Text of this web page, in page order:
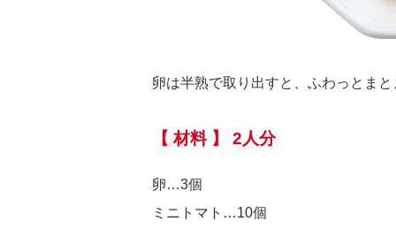
卵は半熟で取り出すと、ふわっとま
【 材料 】 2人分
卵…3個
ミニトマト…10個